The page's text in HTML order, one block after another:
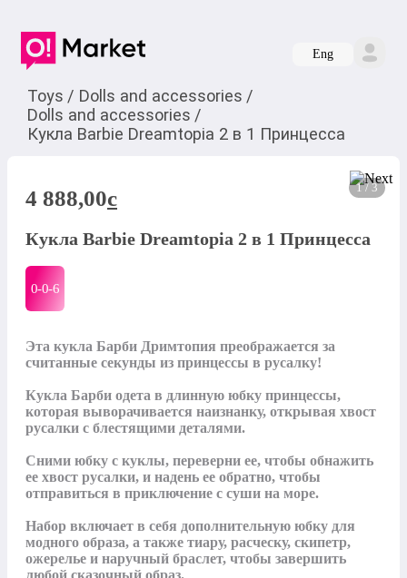
Eng
Toys / Dolls and accessories /
Dolls and accessories /
Кукла Barbie Dreamtopia 2 в 1 Принцесса
1 / 3
4 888,00c
Кукла Barbie Dreamtopia 2 в 1 Принцесса
0-0-6
Эта кукла Барби Дримтопия преображается за
считанные секунды из принцессы в русалку!
Кукла Барби одета в длинную юбку принцессы,
которая выворачивается наизнанку, открывая хвост
русалки с блестящими деталями.
Сними юбку с куклы, переверни ее, чтобы обнажить
ее хвост русалки, и надень ее обратно, чтобы
отправиться в приключение с суши на море.
Набор включает в себя дополнительную юбку для
модного образа, а также тиару, расческу, скипетр,
ожерелье и наручный браслет, чтобы завершить
любой сказочный образ.